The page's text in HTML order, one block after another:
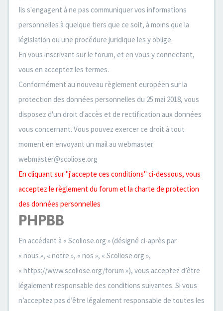
Ils s'engagent à ne pas communiquer vos informations
personnelles à quelque tiers que ce soit, à moins que la
législation ou une procédure juridique les y oblige.
En vous inscrivant sur le forum, et en vous y connectant,
vous en acceptez les termes.
Conformément au nouveau règlement européen sur la
protection des données personnelles du 25 mai 2018, vous
disposez d'un droit d'accès et de rectification aux données
vous concernant. Vous pouvez exercer ce droit à tout
moment en envoyant un mail au webmaster
webmaster@scoliose.org
En cliquant sur "j'accepte ces conditions" ci-dessous, vous
acceptez le règlement du forum et la charte de protection
des données personnelles
PHPBB
En accédant à « Scoliose.org » (désigné ci-après par
« nous », « notre », « nos », « Scoliose.org »,
« https://www.scoliose.org/forum »), vous acceptez d’être
légalement responsable des conditions suivantes. Si vous
n’acceptez pas d’être légalement responsable de toutes les